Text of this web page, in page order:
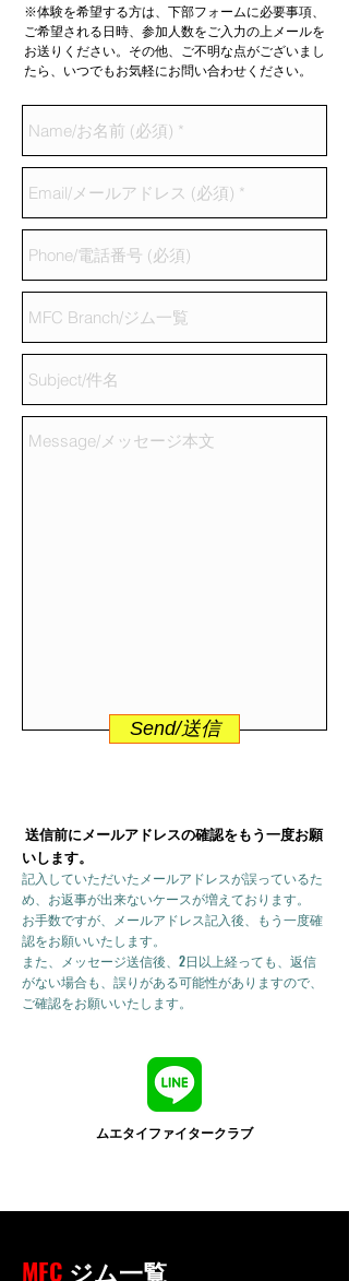
※体験を希望する方は、下部フォームに必要事項、
ご希望される日時、参加人数をご入力の上メールを
お送りください。その他、ご不明な点がございまし
たら、いつでもお気軽にお問い合わせください。
Send/送信
送信前にメールアドレスの確認をもう一度お願
いします。
記入していただいたメールアドレスが誤っているた
め、お返事が出来ないケースが増えております。
お手数ですが、メールアドレス記入後、もう一度確
認をお願いいたします。
また、メッセージ送信後、2日以上経っても、返信
がない場合も、誤りがある可能性がありますので、
ご確認をお願いいたします。
ムエタイファイタークラブ
MFC ジム一覧